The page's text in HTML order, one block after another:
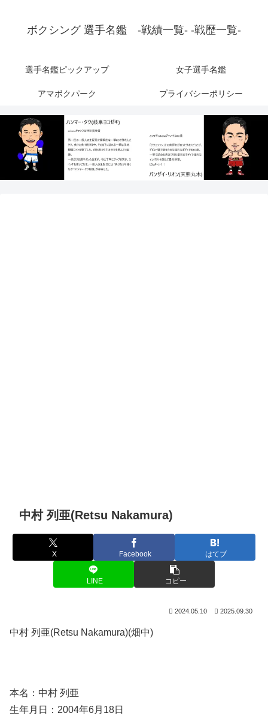
ボクシング 選手名鑑 -戦績一覧- -戦歴一覧-
選手名鑑ピックアップ 女子選手名鑑
アマボクパーク プライバシーポリシー
中村 列亜(Retsu Nakamura)
X Facebook はてブ
LINE コピー
2024.05.10 2025.09.30
中村 列亜(Retsu Nakamura)(畑中)
本名：中村 列亜
生年月日：2004年6月18日